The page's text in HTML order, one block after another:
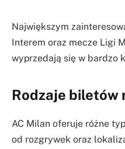
Największym
Interem oraz mecze Ligi
wyprzedają się w bardzo
Rodzaje biletów
AC Milan oferuje różne
od rozgrywek oraz